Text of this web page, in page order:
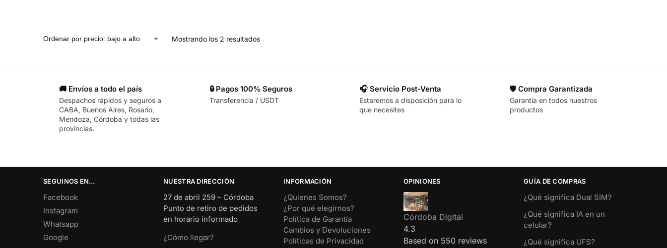
Mostrando los 2 resultados
🚚 Envíos a todo el país
Despachos rápidos y seguros a
CABA, Buenos Aires, Rosario,
Mendoza, Córdoba y todas las
provincias.
🔒 Pagos 100% Seguros
Transferencia / USDT
🎧 Servicio Post-Venta
Estaremos a disposición para lo
que necesites
🛡️ Compra Garantizada
Garantía en todos nuestros
productos
SEGUINOS EN…
Facebook
Instagram
Whatsapp
Google
NUESTRA DIRECCIÓN
27 de abril 259 – Córdoba
Punto de retiro de pedidos
en horario informado
¿Cómo llegar?
INFORMACIÓN
¿Quienes Somos?
¿Por qué elegirnos?
Política de Garantía
Cambios y Devoluciones
Políticas de Privacidad
OPINIONES
Córdoba Digital
4.3
Based on 550 reviews
GUÍA DE COMPRAS
¿Qué significa Dual SIM?
¿Qué significa IA en un
celular?
¿Qué significa UFS?